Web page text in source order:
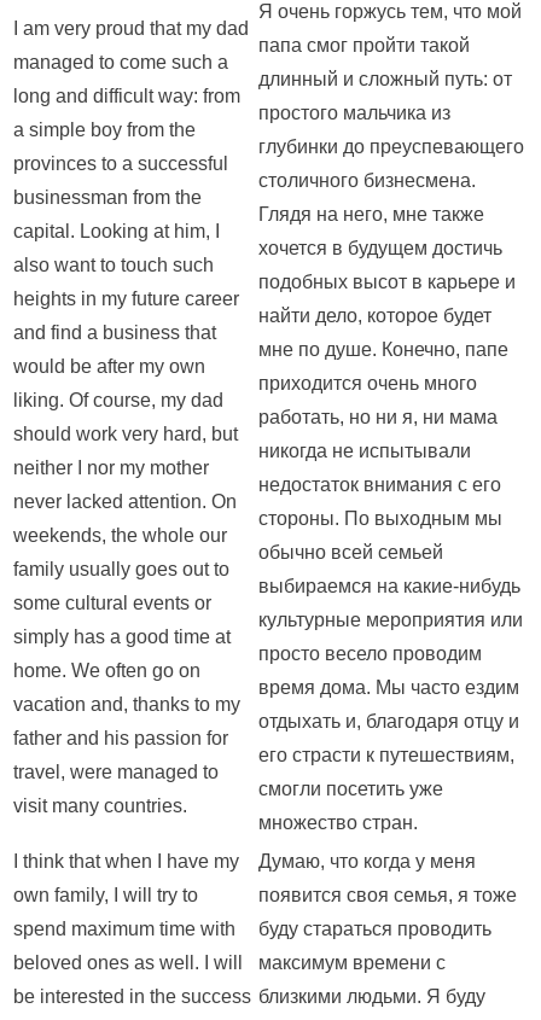
I am very proud that my dad
managed to come such a
long and difficult way: from
a simple boy from the
provinces to a successful
businessman from the
capital. Looking at him, I
also want to touch such
heights in my future career
and find a business that
would be after my own
liking. Of course, my dad
should work very hard, but
neither I nor my mother
never lacked attention. On
weekends, the whole our
family usually goes out to
some cultural events or
simply has a good time at
home. We often go on
vacation and, thanks to my
father and his passion for
travel, were managed to
visit many countries.
Я очень горжусь тем, что мой
папа смог пройти такой
длинный и сложный путь: от
простого мальчика из
глубинки до преуспевающего
столичного бизнесмена.
Глядя на него, мне также
хочется в будущем достичь
подобных высот в карьере и
найти дело, которое будет
мне по душе. Конечно, папе
приходится очень много
работать, но ни я, ни мама
никогда не испытывали
недостаток внимания с его
стороны. По выходным мы
обычно всей семьей
выбираемся на какие-нибудь
культурные мероприятия или
просто весело проводим
время дома. Мы часто ездим
отдыхать и, благодаря отцу и
его страсти к путешествиям,
смогли посетить уже
множество стран.
I think that when I have my
own family, I will try to
spend maximum time with
beloved ones as well. I will
be interested in the success
Думаю, что когда у меня
появится своя семья, я тоже
буду стараться проводить
максимум времени с
близкими людьми. Я буду